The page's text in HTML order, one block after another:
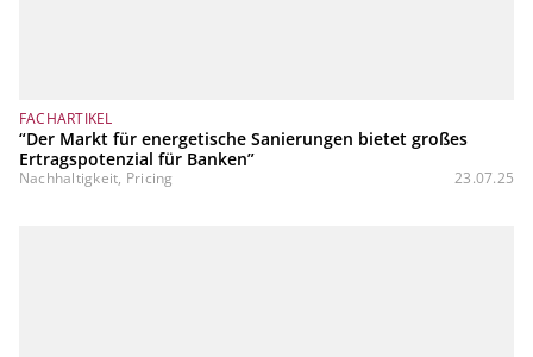
FACHARTIKEL
“Der Markt für energetische Sanierungen bietet großes
Ertragspotenzial für Banken”
Nachhaltigkeit, Pricing 23.07.25